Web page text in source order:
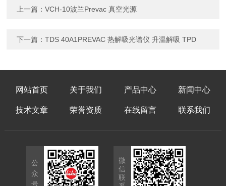
上一篇：VCH-10波兰Prevac 真空光源
下一篇：TDS 40A1PREVAC 热解吸光谱仪 升温解吸 TPD
网站首页 关于我们 产品中心 新闻中心
技术文章 荣誉资质 在线留言 联系我们
公
众
号
微
信
联